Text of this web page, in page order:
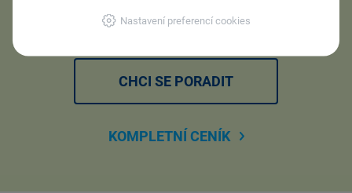
Nastavení preferencí cookies
CHCI SE PORADIT
KOMPLETNÍ CENÍK